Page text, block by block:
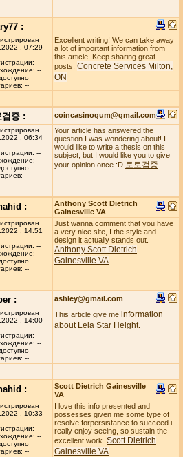
:
, 07:29
--
--
--
Excellent writing! We can take away
a lot of important information from
this article. Keep sharing great
posts. Concrete Services Milton,
ON
검증 : coincasinogum@gmail.com
, 06:34
--
--
--
Your article has answered the
question I was wondering about! I
would like to write a thesis on this
subject, but I would like you to give
your opinion once :D 토토검증
:
Anthony Scott Dietrich
Gainesville VA
, 14:51
--
--
--
Just wanna comment that you have
a very nice site, I the style and
design it actually stands out.
Anthony Scott Dietrich
Gainesville VA
: ashley@gmail.com
, 14:00
--
--
--
This article give me information
about Lela Star Height.
:
Scott Dietrich Gainesville
VA
, 10:33
--
--
--
I love this info presented and
possesses given me some type of
resolve forpersistance to succeed i
really enjoy seeing, so sustain the
excellent work. Scott Dietrich
Gainesville VA